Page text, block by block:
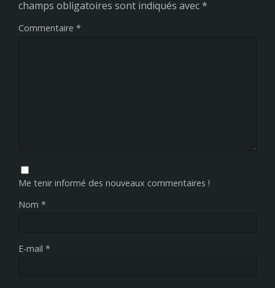
champs obligatoires sont indiqués avec*
Commentaire *
Me tenir informé des nouveaux commentaires !
Nom *
E-mail *